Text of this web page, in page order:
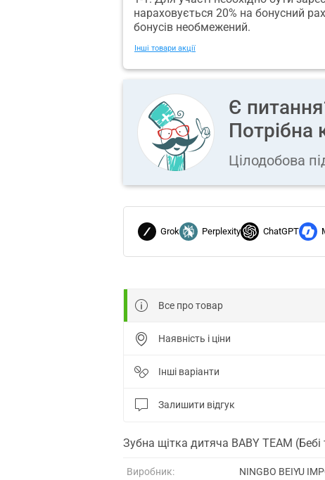
нараховується 20% на бонусний
бонусів необмежений.
Інші товари акції
Є
Потрібна
Цілодобова
Grok Perplexity ChatGPT
Все про товар
Наявність і ціни
Інші варіанти
Залишити відгук
Зубна щітка дитяча BABY TEAM
Виробник: NINGBO BEIYU